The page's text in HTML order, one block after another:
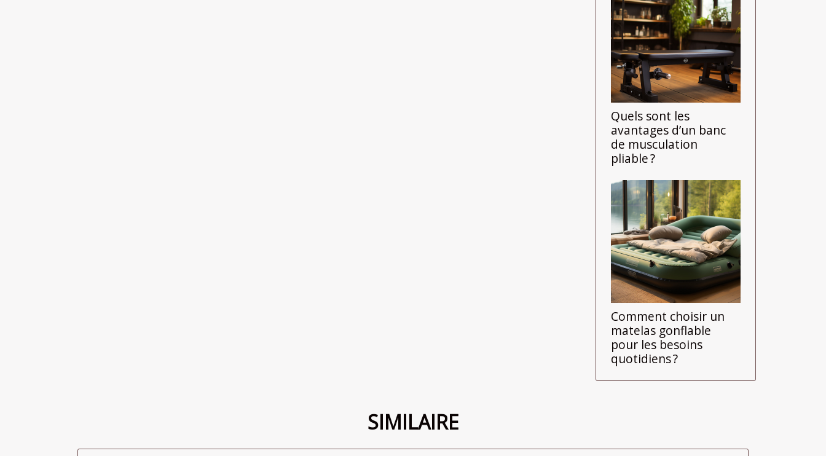
Quels sont les
avantages d’un banc
de musculation
pliable ?
Comment choisir un
matelas gonflable
pour les besoins
quotidiens ?
SIMILAIRE